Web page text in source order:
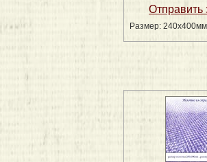
Размер: 240х400мм